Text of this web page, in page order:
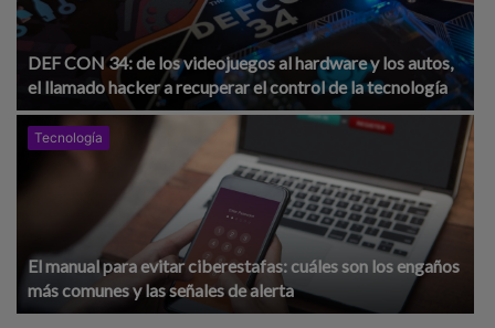
DEF CON 34: de los videojuegos al hardware y los autos,
el llamado hacker a recuperar el control de la tecnología
Tecnología
El manual para evitar ciberestafas: cuáles son los engaños
más comunes y las señales de alerta